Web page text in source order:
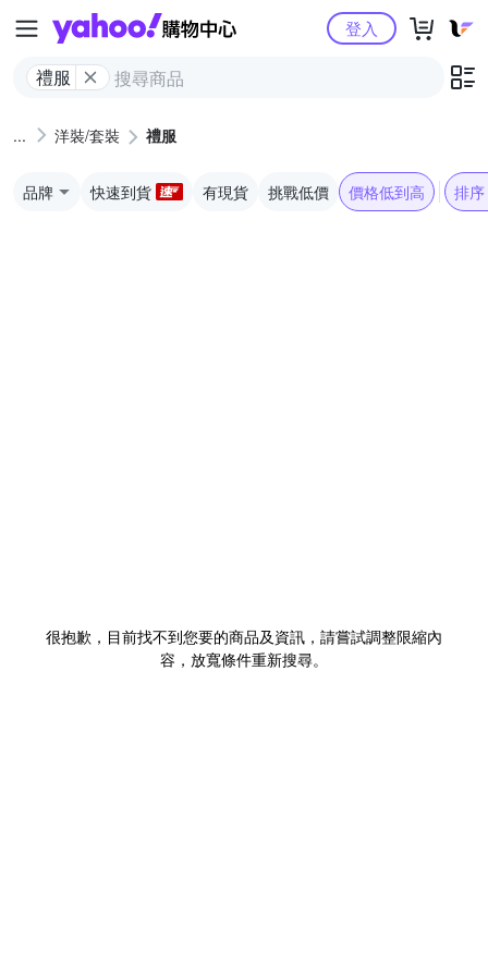
Yahoo購物中心
禮服
登入
洋裝/套裝 禮服
品牌 快速到貨 有現貨 挑戰低價 價格低到高 排序
很抱歉，目前找不到您要的商品及資訊，請嘗試調整限縮內
容，放寬條件重新搜尋。